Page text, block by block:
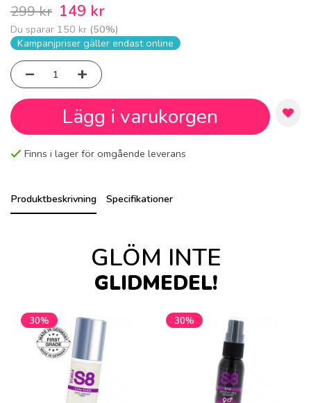
299 kr 149 kr
Du sparar 150 kr (50%)
Kampanjpriser gäller endast online
Lägg i varukorgen
Finns i lager för omgående leverans
Produktbeskrivning Specifikationer
GLÖM INTE
GLIDMEDEL!
30% 30%